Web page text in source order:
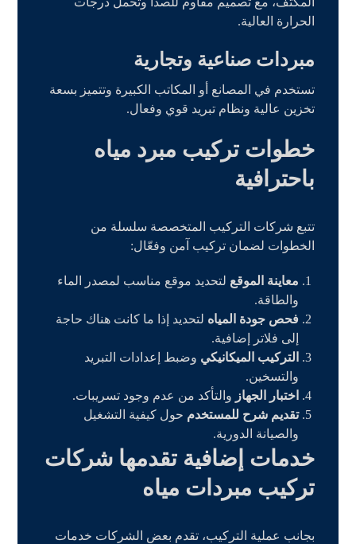
الحرارة العالية.
مبردات صناعية وتجارية
تستخدم في المصانع أو المكاتب الكبيرة وتتميز بسعة
تخزين عالية ونظام تبريد قوي وفعال.
خطوات تركيب مبرد مياه
باحترافية
تتبع شركات التركيب المتخصصة سلسلة من
الخطوات لضمان تركيب آمن وفعّال:
معاينة الموقع لتحديد موقع مناسب لمصدر الماء
والطاقة.
فحص جودة المياه لتحديد إذا ما كانت هناك حاجة
إلى فلاتر إضافية.
التركيب الميكانيكي وضبط إعدادات التبريد
والتسخين.
اختبار الجهاز والتأكد من عدم وجود تسريبات.
تقديم شرح للمستخدم حول كيفية التشغيل
والصيانة الدورية.
خدمات إضافية تقدمها شركات
تركيب مبردات مياه
بجانب عملية التركيب، تقدم بعض الشركات خدمات